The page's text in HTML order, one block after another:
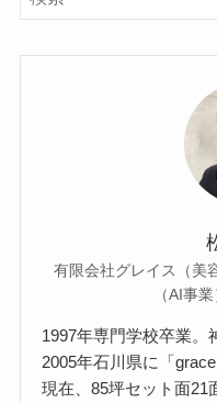
有限会社グレイス（美
（AI事
1997年専門学校卒業。
2005年石川県に「grace
現在、85坪セット面21